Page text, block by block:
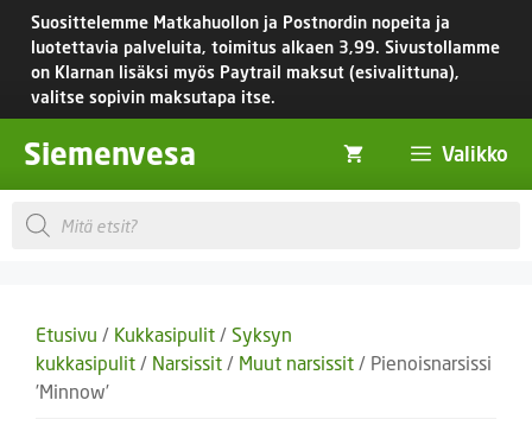
Siirry
sisältöön
Suosittelemme Matkahuollon ja Postnordin nopeita ja
luotettavia palveluita, toimitus alkaen 3,99. Sivustollamme
on Klarnan lisäksi myös Paytrail maksut (esivalittuna),
valitse sopivin maksutapa itse.
Siemenvesa Valikko
Products
search
Etusivu / Kukkasipulit / Syksyn
kukkasipulit / Narsissit / Muut narsissit / Pienoisnarsissi
’Minnow’